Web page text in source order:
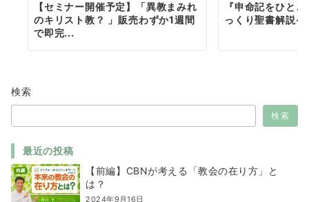
【セミナー開催予定】「異教まみれ
のキリスト教？ 」販売わずか1週間
で即完...
『申命記をひと
っくり聖書解説-
検索
検索
最近の投稿
【前編】CBNが考える「教会の在り方」と
は？
2024年9月16日